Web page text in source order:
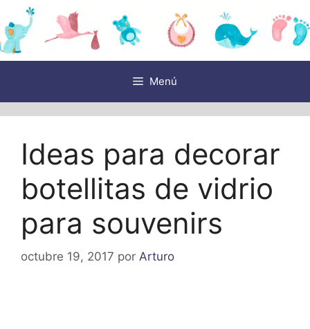
Saltar
al
contenido
Menú
Ideas para decorar
botellitas de vidrio
para souvenirs
octubre 19, 2017 por Arturo